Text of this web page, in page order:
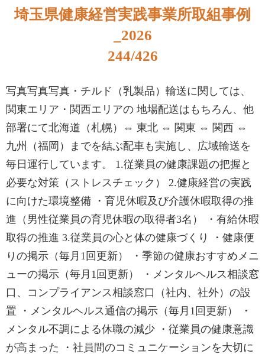
埼玉県健康経営実践事業所取組事例
_2026
244/426
写真写真写真・チルド（乳製品）輸送に関しては、
関東エリア・関西エリアの 地場配送はもちろん、他
部署にて北海道（札幌）⇔ 東北 ⇔ 関東 ⇔ 関西 ⇔
九州（福岡）までを結ぶ配車も実施し、広域輸送を
毎日運行しています。 1.従業員の健康課題の把握と
必要な対策（ストレスチェック） 2.健康経営の実践
に向けた環境整備 ・育児休暇及び介護休暇取得の推
進（男性従業員の育児休暇の取得者3名） ・有給休暇
取得の推進 3.従業員の心と体の健康づくり ・健康便
りの掲示（毎月1回更新） ・季節の健康おすすめメニ
ューの掲示（毎月1回更新） ・メンタルヘルス相談窓
口、コンプライアンス相談窓口（社内、社外）の設
置 ・メンタルヘルス通信の掲示（毎月1回更新） ・
メンタル不調による休職の減少 ・従業員の健康意識
が高まった ・社員間のコミュニケーションを大切に